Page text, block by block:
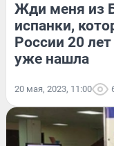
Жди меня из
испанки,
России 20 лет
уже нашла
20 мая, 2023, 11:00